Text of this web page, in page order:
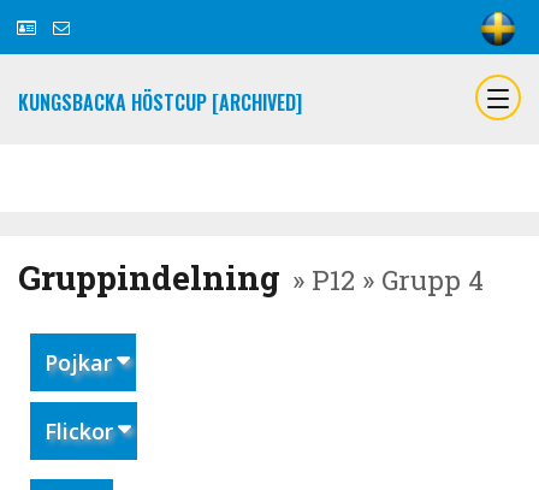
KUNGSBACKA HÖSTCUP [ARCHIVED]
Gruppindelning » P12 » Grupp 4
Pojkar
Flickor